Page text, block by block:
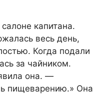
капитана.
весь день,
Когда подали
за чайником.
она. —
пищеварению.» Она